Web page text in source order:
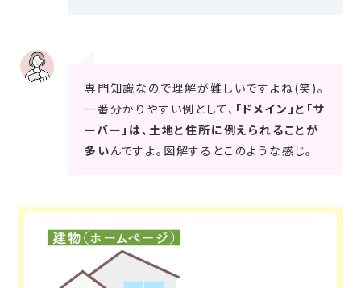
専門知識なので理解が難しいですよね(笑)。
一番分かりやすい例として、 「ドメイン」と「サ
ーバー」は、土地と住所に例えられることが
多いんですよ。図解するとこのような感じ。